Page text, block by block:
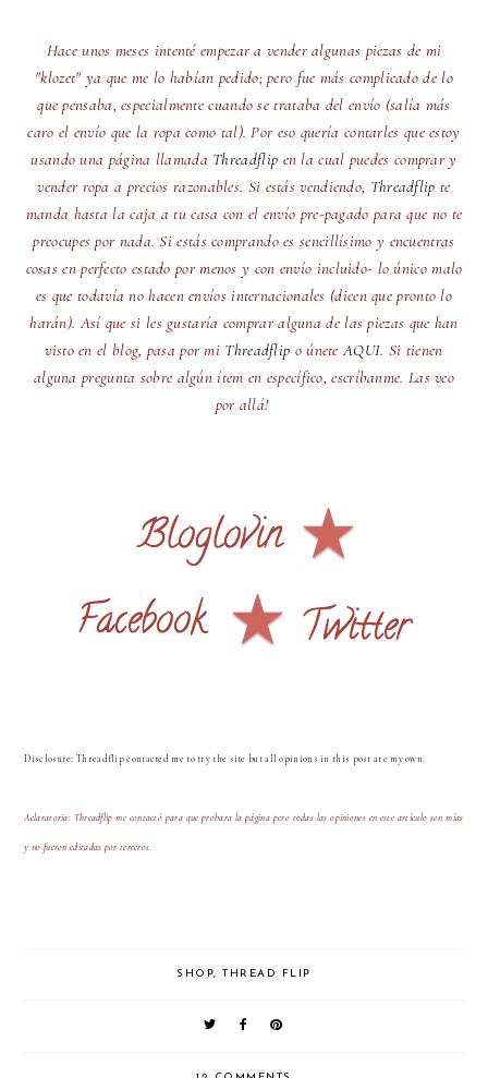
Hace unos meses intenté empezar a vender algunas piezas de mi
"klozet" ya que me lo habían pedido; pero fue más complicado de lo
que pensaba, especialmente cuando se trataba del envío (salía más
caro el envío que la ropa como tal). Por eso quería contarles que estoy
usando una página llamada Threadflip en la cual puedes comprar y
vender ropa a precios razonables. Si estás vendiendo, Threadflip te
manda hasta la caja a tu casa con el envío pre-pagado para que no te
preocupes por nada. Si estás comprando es sencillísimo y encuentras
cosas en perfecto estado por menos y con envío incluido- lo único malo
es que todavía no hacen envíos internacionales (dicen que pronto lo
harán). Así que si les gustaría comprar alguna de las piezas que han
visto en el blog, pasa por mi Threadflip o úneteAQUI. Si tienen
alguna pregunta sobre algún ítem en específico, escríbanme. Las veo
por allá!
Disclosure: Threadflip contacted me to try the site but all opinions in this post are my own.
Aclaratoria: Threadflip me contactó para que probara la página pero todas las opiniones en este artículo son mías
y no fueron editadas por terceros.
SHOP,THREAD FLIP